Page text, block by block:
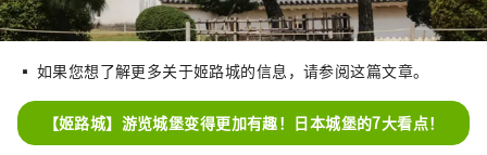
▪ 如果您想了解更多关于姬路城的信息，请参阅这篇文章。
【姬路城】游览城堡变得更加有趣！日本城堡的7大看点！